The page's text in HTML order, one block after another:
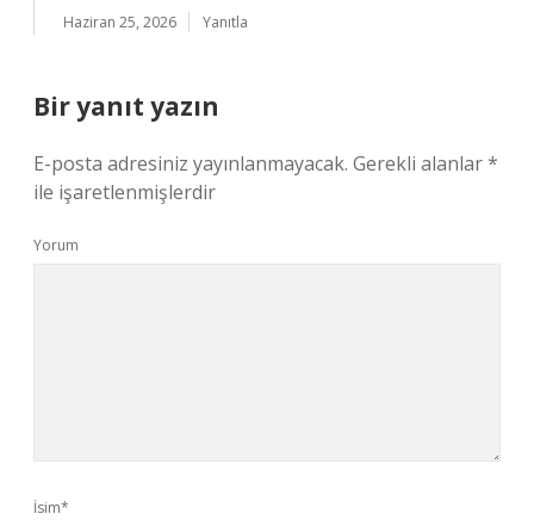
Haziran 25, 2026 Yanıtla
Bir yanıt yazın
E-posta adresiniz yayınlanmayacak. Gerekli alanlar*
ile işaretlenmişlerdir
Yorum
İsim*